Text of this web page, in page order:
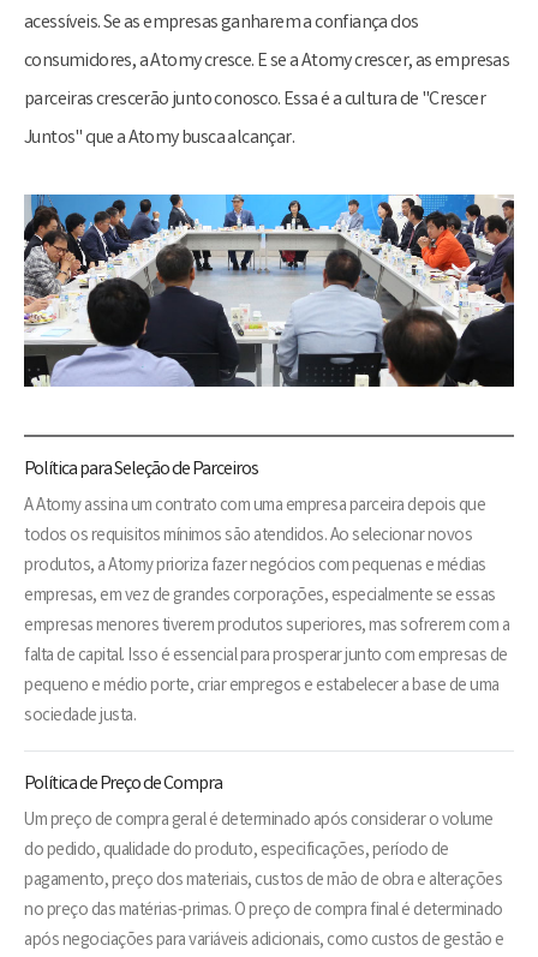
acessíveis. Se as empresas ganharem a confiança dos
consumidores, a Atomy cresce. E se a Atomy crescer, as empresas
parceiras crescerão junto conosco. Essa é a cultura de "Crescer
Juntos" que a Atomy busca alcançar.
Política para Seleção de Parceiros
A Atomy assina um contrato com uma empresa parceira depois que
todos os requisitos mínimos são atendidos. Ao selecionar novos
produtos, a Atomy prioriza fazer negócios com pequenas e médias
empresas, em vez de grandes corporações, especialmente se essas
empresas menores tiverem produtos superiores, mas sofrerem com a
falta de capital. Isso é essencial para prosperar junto com empresas de
pequeno e médio porte, criar empregos e estabelecer a base de uma
sociedade justa.
Política de Preço de Compra
Um preço de compra geral é determinado após considerar o volume
do pedido, qualidade do produto, especificações, período de
pagamento, preço dos materiais, custos de mão de obra e alterações
no preço das matérias-primas. O preço de compra final é determinado
após negociações para variáveis adicionais, como custos de gestão e